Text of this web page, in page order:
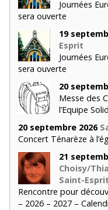
Journées
sera ouverte
19
Esprit
Journées
sera ouverte
20
Messe des
l’Equipe
20 septembre 2026
Concert Ténarèze à
21
Choisy/
Saint-Esprit
Rencontre pour
– 2026 – 2027 –